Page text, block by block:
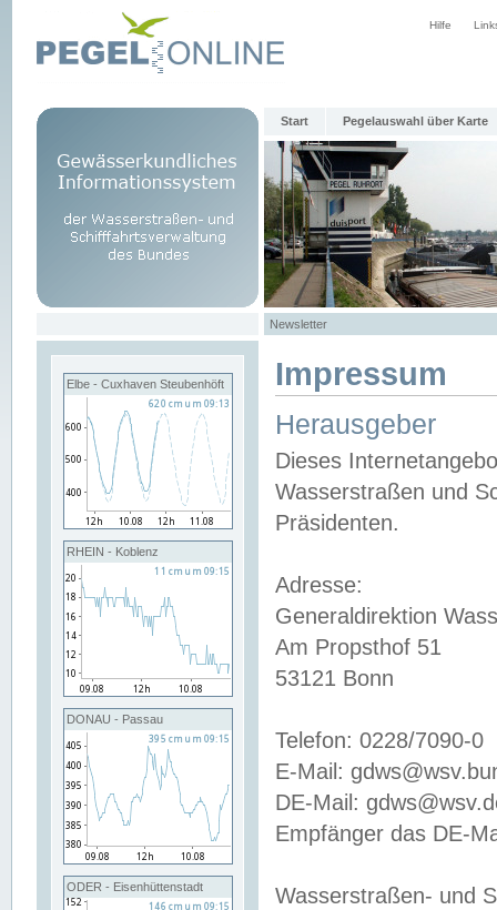
Hilfe
Start Pegelauswahl über Karte
Newsletter
Elbe - Cuxhaven Steubenhöft
RHEIN - Koblenz
DONAU - Passau
ODER - Eisenhüttenstadt
Impressum
Herausgeber
Dieses
Wasserstraßen und
Präsidenten.
Adresse:
Generaldirektion
Am Propsthof 51
53121 Bonn
Telefon: 0228/7090-0
E-Mail:
DE-Mail:
Empfänger das DE-
Wasserstraßen- und